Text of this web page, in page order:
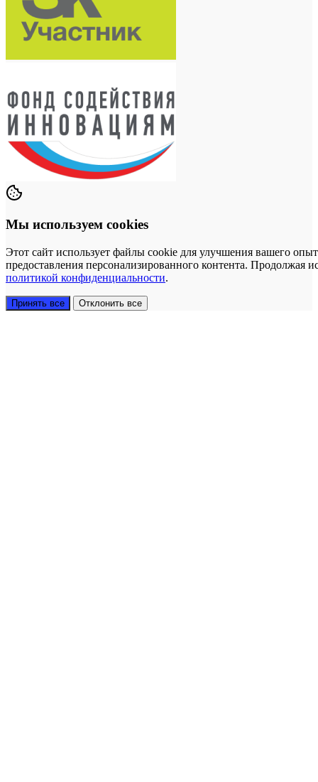
Мы используем cookies
Этот сайт использует файлы cookie для улучшения вашего
предоставления персонализированного контента. Продолжая
политикой конфиденциальности.
Принять все Отклонить все